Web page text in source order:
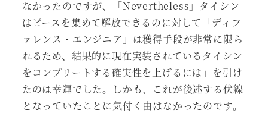
なかったのですが、「Nevertheless」タイシン
はピースを集めて解放できるのに対して「ディフ
ァレンス・エンジニア」は獲得手段が非常に限ら
れるため、結果的に現在実装されているタイシン
をコンプリートする確実性を上げるには」を引け
たのは幸運でした。しかも、これが後述する伏線
となっていたことに気付く由はなかったのです。